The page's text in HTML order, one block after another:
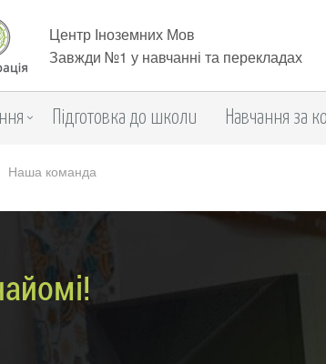
Центр Іноземних Мов
Завжди №1 у навчанні та перекладах
Підготовка до школи Навчання за
Наша команда